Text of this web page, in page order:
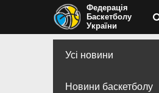
Федерація
Баскетболу
України
Усі новини
Новини баскетболу